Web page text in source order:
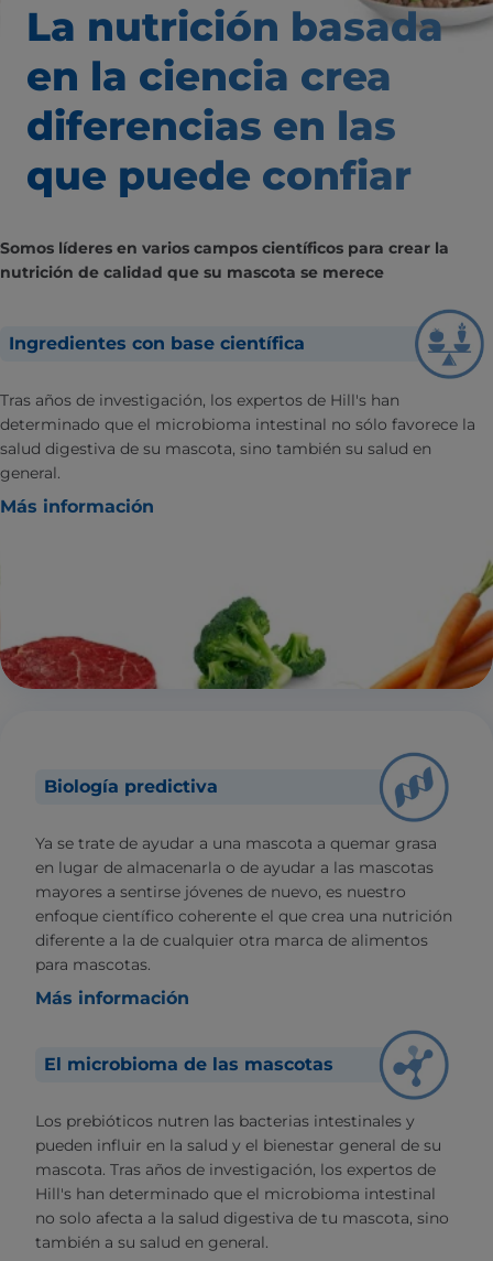
La nutrición basada
en la ciencia crea
diferencias en las
que puede confiar
Somos líderes en varios campos científicos para crear la
nutrición de calidad que su mascota se merece
Ingredientes con base científica
Tras años de investigación, los expertos de Hill's han
determinado que el microbioma intestinal no sólo favorece la
salud digestiva de su mascota, sino también su salud en
general.
Más información
Biología predictiva
Ya se trate de ayudar a una mascota a quemar grasa
en lugar de almacenarla o de ayudar a las mascotas
mayores a sentirse jóvenes de nuevo, es nuestro
enfoque científico coherente el que crea una nutrición
diferente a la de cualquier otra marca de alimentos
para mascotas.
Más información
El microbioma de las mascotas
Los prebióticos nutren las bacterias intestinales y
pueden influir en la salud y el bienestar general de su
mascota. Tras años de investigación, los expertos de
Hill's han determinado que el microbioma intestinal
no solo afecta a la salud digestiva de tu mascota, sino
también a su salud en general.